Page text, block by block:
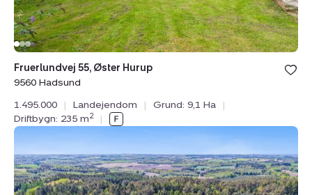
Fruerlundvej 55, Øster Hurup
9560 Hadsund
1.495.000
| Landejendom | Grund: 9,1 Ha
|
Driftbygn: 235 m2 |
Landejendom:
Ambjergvej
4,
Brøndbj